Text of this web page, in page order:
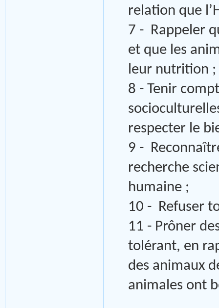
relation que
7 - Rappeler
et que les
leur nutrition ;
8 - Tenir
respecter le
9 -
recherche
humaine ;
10 - Refuser
11 - Prôner
tolérant, en
des animaux
animales ont